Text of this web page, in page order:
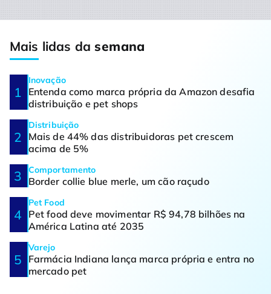
Mais lidas dasemana
Inovação
Entenda como marca própria da Amazon desafia
distribuição e pet shops
Distribuição
Mais de 44% das distribuidoras pet crescem
acima de 5%
Comportamento
Border collie blue merle, um cão raçudo
Pet Food
Pet food deve movimentar R$ 94,78 bilhões na
América Latina até 2035
Varejo
Farmácia Indiana lança marca própria e entra no
mercado pet